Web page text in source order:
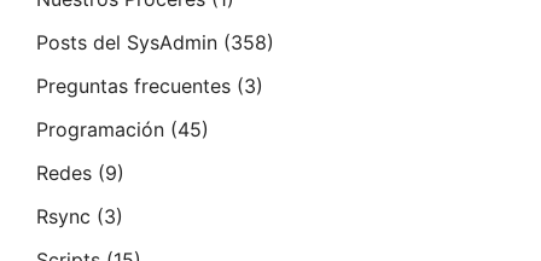
Posts del SysAdmin (358)
Preguntas frecuentes (3)
Programación (45)
Redes (9)
Rsync (3)